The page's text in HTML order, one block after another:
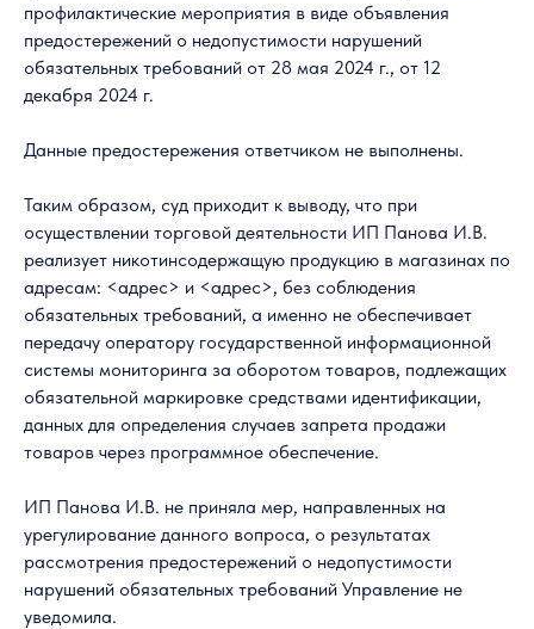
профилактические мероприятия в виде объявления
предостережений о недопустимости нарушений
обязательных требований от 28 мая 2024 г., от 12
декабря 2024 г.
Данные предостережения ответчиком не выполнены.
Таким образом, суд приходит к выводу, что при
осуществлении торговой деятельности ИП Панова И.В.
реализует никотинсодержащую продукцию в магазинах по
адресам: <адрес> и <адрес>, без соблюдения
обязательных требований, а именно не обеспечивает
передачу оператору государственной информационной
системы мониторинга за оборотом товаров, подлежащих
обязательной маркировке средствами идентификации,
данных для определения случаев запрета продажи
товаров через программное обеспечение.
ИП Панова И.В. не приняла мер, направленных на
урегулирование данного вопроса, о результатах
рассмотрения предостережений о недопустимости
нарушений обязательных требований Управление не
уведомила.